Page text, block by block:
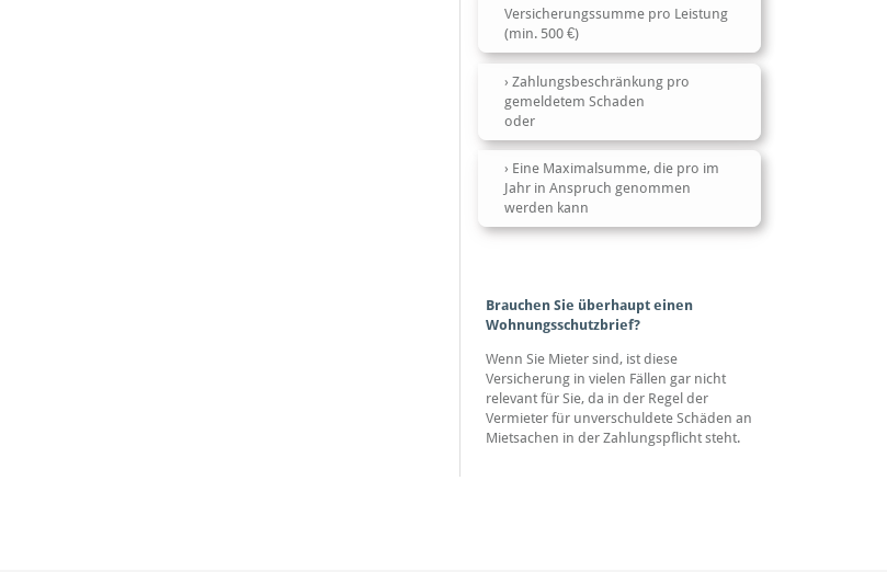
Versicherungssumme pro Leistung
(min. 500 €)
Zahlungsbeschränkung pro
gemeldetem Schaden
oder
Eine Maximalsumme, die pro im
Jahr in Anspruch genommen
werden kann
Brauchen Sie überhaupt einen
Wohnungsschutzbrief?
Wenn Sie Mieter sind, ist diese
Versicherung in vielen Fällen gar nicht
relevant für Sie, da in der Regel der
Vermieter für unverschuldete Schäden an
Mietsachen in der Zahlungspflicht steht.